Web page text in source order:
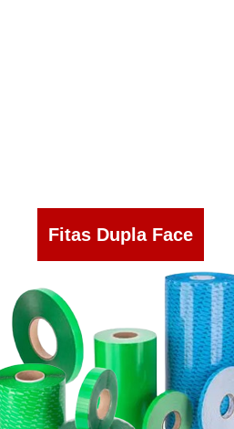
Fitas Dupla Face